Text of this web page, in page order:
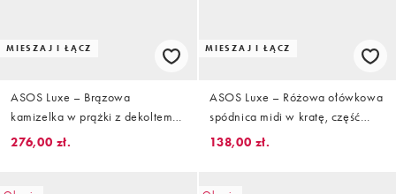
MIESZAJ I ŁĄCZ
ASOS Luxe – Brązowa
kamizelka w prążki z dekoltem
typu halter i bukiecikiem, część
276,00 zł.
MIESZAJ I ŁĄCZ
ASOS Luxe – Różowa ołówkowa
spódnica midi w kratę, część
zestawu
138,00 zł.